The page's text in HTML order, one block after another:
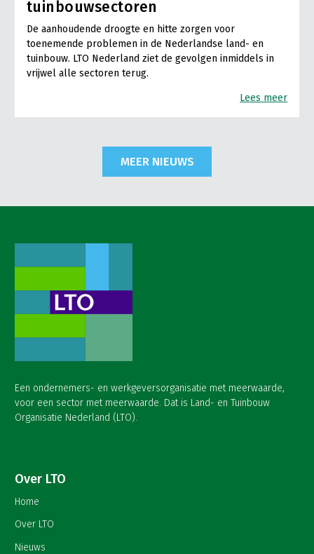
tuinbouwsectoren
De aanhoudende droogte en hitte zorgen voor
toenemende problemen in de Nederlandse land- en
tuinbouw. LTO Nederland ziet de gevolgen inmiddels in
vrijwel alle sectoren terug.
Lees meer
MEER NIEUWS
Een ondernemers- en werkgeversorganisatie met meerwaarde,
voor een sector met meerwaarde. Dat is Land- en Tuinbouw
Organisatie Nederland (LTO).
Over LTO
Home
Over LTO
Nieuws